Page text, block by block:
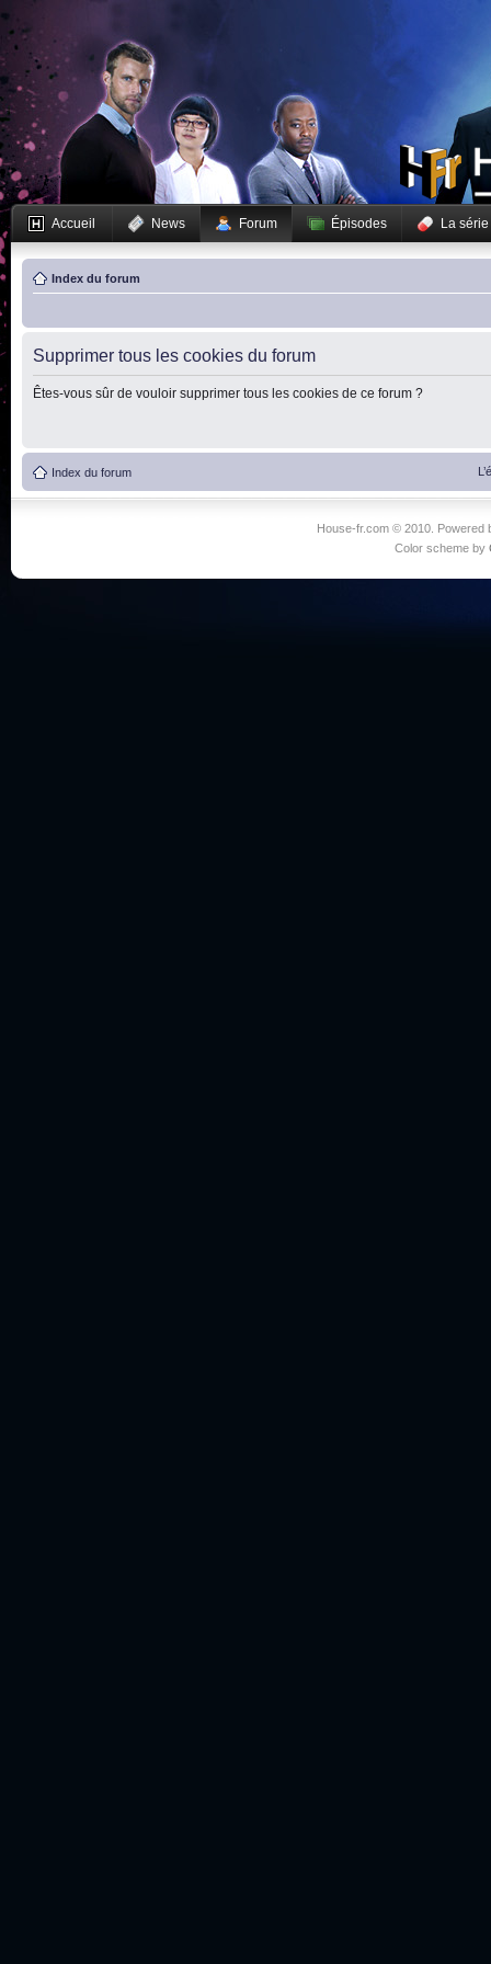
Accueil News Forum Épisodes La série
Index du forum
Supprimer tous les cookies du forum
Êtes-vous sûr de vouloir supprimer tous les cookies de ce forum ?
Index du forum
House-fr.com © 2010. Powered
Color scheme by